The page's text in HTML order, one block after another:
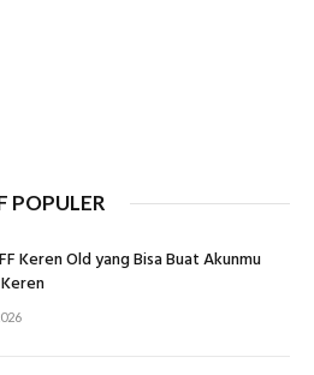
POPULER
Keren Old yang Bisa Buat Akunmu